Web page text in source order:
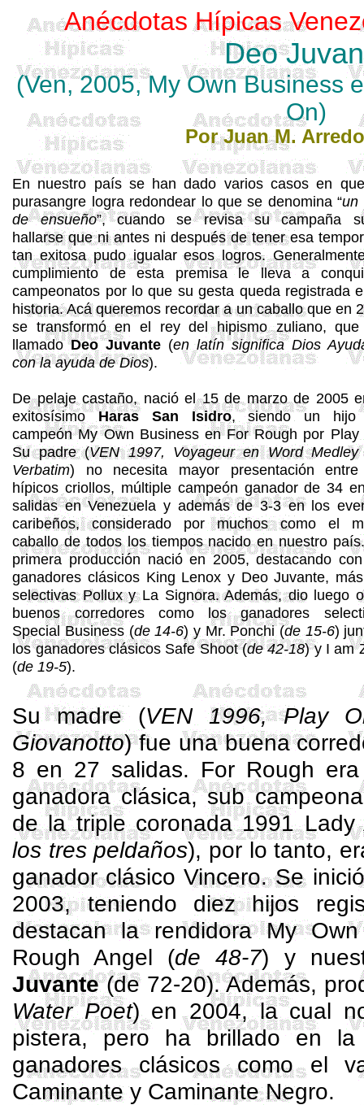
Anécdotas Hípicas
Deo
(Ven, 2005, My Own Business
On)
Por Juan M.
En nuestro país se han dado varios casos en
purasangre logra redondear lo que se denomina “un
de ensueño”, cuando se revisa su campaña
hallarse que ni antes ni después de tener esa
tan exitosa pudo igualar esos logros.
cumplimiento de esta premisa le lleva a
campeonatos por lo que su gesta queda registrada
historia. Acá queremos recordar a un caballo que en
se transformó en el rey del hipismo zuliano,
llamadoDeo Juvante (en latín significa Dios
con la ayuda de Dios).
De pelaje castaño, nació el 15 de marzo de 2005
exitosísimoHaras San Isidro, siendo un hijo
campeónMy Own Business enForRough por Play
Su padre (VEN 1997, Voyageuren WordMedley
Verbatim) no necesita mayor presentación
hípicos criollos, múltiple campeón ganador de 34
salidas en Venezuela y además de 3-3 en los
caribeños, considerado por muchos como el
caballo de todos los tiempos nacido en nuestro
primera producción nació en 2005, destacando
ganadores clásicos King Lenox y DeoJuvante,
selectivasPolluxy La Signora. Además, dio luego
buenos corredores como los ganadores
SpecialBusiness (de 14-6) y Mr.Ponchi(de 15-6)
los ganadores clásicos Safe Shoot(de 42-18) y I am
(de 19-5).
Su madre (VEN 1996, Play
Giovanotto) fue una buena
8 en 27 salidas. ForRough
ganadora clásica, sub
de la triple coronada 1991 Lady
los tres peldaños), por lo tanto,
ganador clásicoVincero. Se
2003, teniendo diez hijos
destacan la rendidoraMy Own
RoughAngel (de 48-7) y
Juvante(de 72-20). Además,
Water Poet) en 2004, la cual
pistera, pero ha brillado en
ganadores clásicos como el
Caminante y Caminante Negro.